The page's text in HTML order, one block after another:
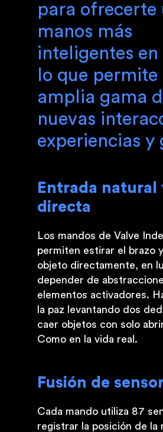
para ofrecerte
manos más
inteligentes en
lo que permite
amplia gama
nuevas
experiencias y
Entrada natural
directa
Los mandos de Valve
permiten estirar el brazo
objeto directamente, en
depender de
elementos activadores.
la paz levantando dos
caer objetos con solo
Como en la vida real.
Fusión de
Cada mando utiliza 87
registrar la posición de la